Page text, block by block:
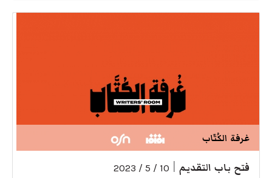
غرفة الكُتّاب
فتح باب التقديم 10 / 5 / 2023